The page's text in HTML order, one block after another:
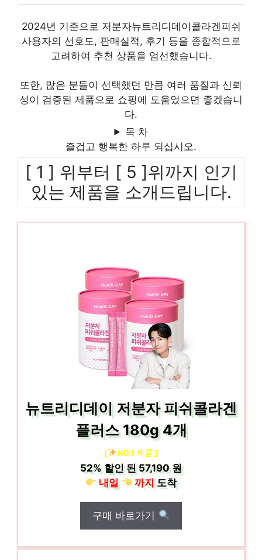
2024년 기준으로 저분자뉴트리디데이콜라겐피쉬
사용자의 선호도, 판매실적, 후기 등을 종합적으로
고려하여 추천 상품을 엄선했습니다.
또한, 많은 분들이 선택했던 만큼 여러 품질과 신뢰
성이 검증된 제품으로 쇼핑에 도움었으면 좋겠습니
다.
목 차
즐겁고 행복한 하루 되십시오.
[ 1 ] 위부터 [ 5 ]위까지 인기
있는 제품을 소개드립니다.
뉴트리디데이 저분자 피쉬콜라겐
플러스 180g 4개
[ NO.1 제품 ]
52% 할인 된57,190 원
내일
까지도착
구매 바로가기